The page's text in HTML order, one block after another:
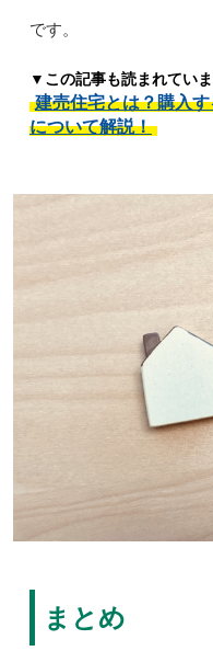
です。
▼この記事も読まれてい
建売住宅とは？購入
について解説！
まとめ